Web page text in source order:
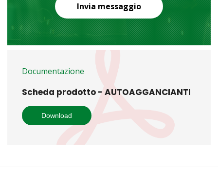
Invia messaggio
Documentazione
Scheda prodotto - AUTOAGGANCIANTI
Download